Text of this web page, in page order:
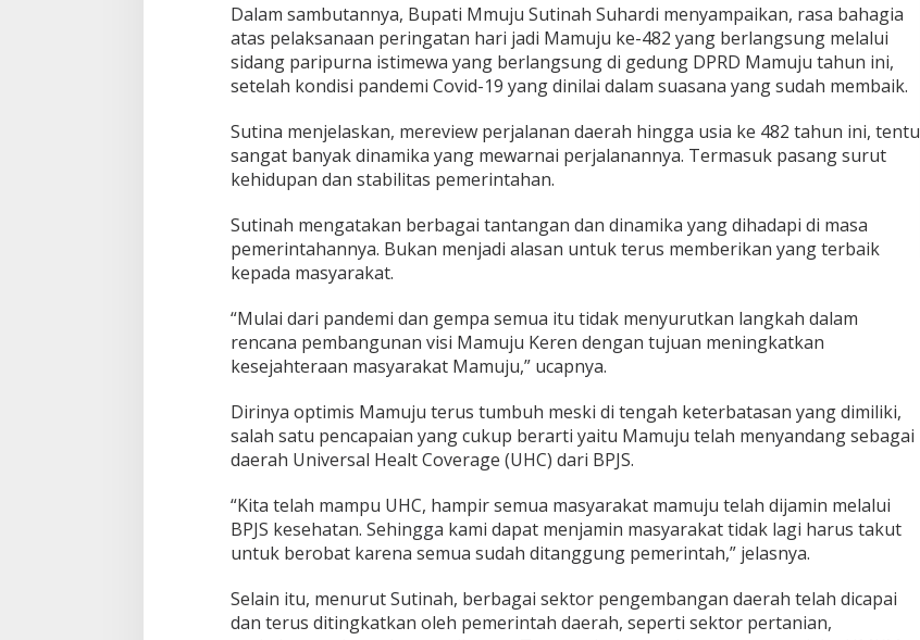
u
Dalam sambutannya, Bupati Mmuju Sutinah Suhardi menyampaikan, rasa bahagia
atas pelaksanaan peringatan hari jadi Mamuju ke-482 yang berlangsung melalui
sidang paripurna istimewa yang berlangsung di gedung DPRD Mamuju tahun ini,
setelah kondisi pandemi Covid-19 yang dinilai dalam suasana yang sudah membaik.
Sutina menjelaskan, mereview perjalanan daerah hingga usia ke 482 tahun ini, tentu
sangat banyak dinamika yang mewarnai perjalanannya. Termasuk pasang surut
kehidupan dan stabilitas pemerintahan.
Sutinah mengatakan berbagai tantangan dan dinamika yang dihadapi di masa
pemerintahannya. Bukan menjadi alasan untuk terus memberikan yang terbaik
kepada masyarakat.
“Mulai dari pandemi dan gempa semua itu tidak menyurutkan langkah dalam
rencana pembangunan visi Mamuju Keren dengan tujuan meningkatkan
kesejahteraan masyarakat Mamuju,” ucapnya.
Dirinya optimis Mamuju terus tumbuh meski di tengah keterbatasan yang dimiliki,
salah satu pencapaian yang cukup berarti yaitu Mamuju telah menyandang sebagai
daerah Universal Healt Coverage (UHC) dari BPJS.
“Kita telah mampu UHC, hampir semua masyarakat mamuju telah dijamin melalui
BPJS kesehatan. Sehingga kami dapat menjamin masyarakat tidak lagi harus takut
untuk berobat karena semua sudah ditanggung pemerintah,” jelasnya.
Selain itu, menurut Sutinah, berbagai sektor pengembangan daerah telah dicapai
dan terus ditingkatkan oleh pemerintah daerah, seperti sektor pertanian,